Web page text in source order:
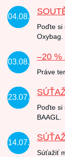
04.08.
Poďte si
Oxybag.
03.08.
–20 %
Práve
23.07.
Poďte si
BAAGL.
14.07.
Súťažiť